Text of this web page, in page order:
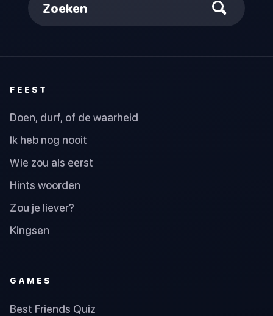
Zoeken
FEEST
Doen, durf, of de waarheid
Ik heb nog nooit
Wie zou als eerst
Hints woorden
Zou je liever?
Kingsen
GAMES
Best Friends Quiz